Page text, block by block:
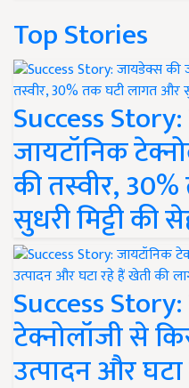
Top Stories
Success
जायटॉनिक
की तस्वीर,
सुधरी मिट्टी की
Success
टेक्नोलॉजी से
उत्पादन और